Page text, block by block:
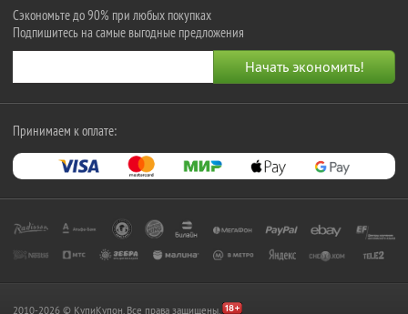
Сэкономьте до 90% при любых покупках
Подпишитесь на самые выгодные предложения
Принимаем к оплате:
2010-2026 © КупиКупон. Все права защищены.